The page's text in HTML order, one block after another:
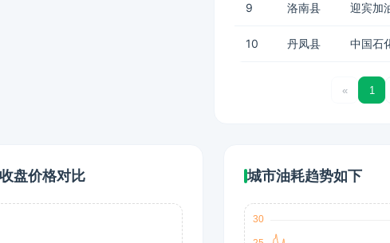
9 洛南县 迎宾加
10 丹凤县 中国石
« 1
盘价格对比 城市油耗趋势如下